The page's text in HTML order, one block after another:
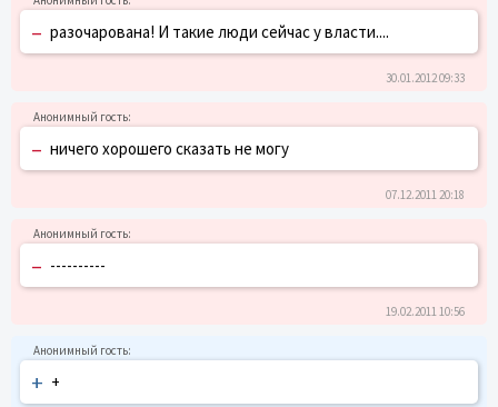
– разочарована! И такие люди сейчас у власти....
30.01.2012 09:33
– ничего хорошего сказать не могу
07.12.2011 20:18
– ----------
19.02.2011 10:56
+ +